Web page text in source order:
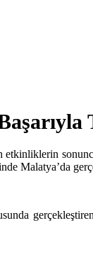
Malatya’da